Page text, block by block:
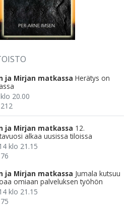
ja Mirjan matkassa Herätys on
20.00
ja Mirjan matkassa 12.
alkaa uusissa tiloissa
klo 21.15
ja Mirjan matkassa Jumala kutsuu
omiaan palveluksen työhön
klo 21.15